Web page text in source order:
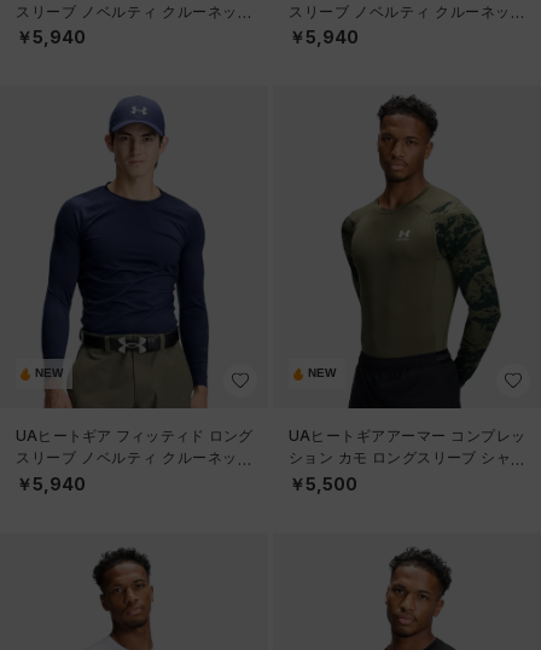
スリーブ ノベルティ クルーネック
シャツ（ゴルフ/MEN）
￥5,940
スリーブ ノベルティ クルーネック
シャツ（ゴルフ/MEN）
￥5,940
NEW
UAヒートギア フィッティド ロング
スリーブ ノベルティ クルーネック
シャツ（ゴルフ/MEN）
￥5,940
NEW
UAヒートギアアーマー コンプレッ
ション カモ ロングスリーブ シャツ
（トレーニング/MEN）
￥5,500